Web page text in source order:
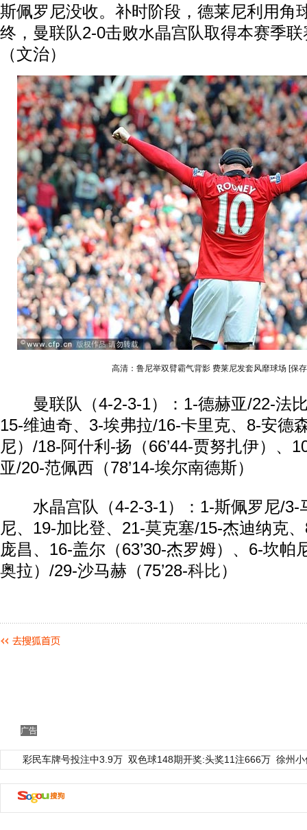
斯佩罗尼没收。补时阶段，德莱尼利用角
终，曼联队2-0击败水晶宫队取得本赛季
（文治）
高清：鲁尼举双臂霸气背影 费莱尼发套风靡球场 [保
曼联队（4-2-3-1）：1-德赫亚/22-法
15-维迪奇、3-埃弗拉/16-卡里克、8-安德
尼）/18-阿什利-扬（66’44-贾努扎伊）、
亚/20-范佩西（78’14-埃尔南德斯）
水晶宫队（4-2-3-1）：1-斯佩罗尼/3-
尼、19-加比登、21-莫克塞/15-杰迪纳克
庞昌、16-盖尔（63’30-杰罗姆）、6-坎帕
奥拉）/29-沙马赫（75’28-科比）
广告
彩民车牌号投注中3.9万 双色球148期开奖:头奖11注666万 徐州